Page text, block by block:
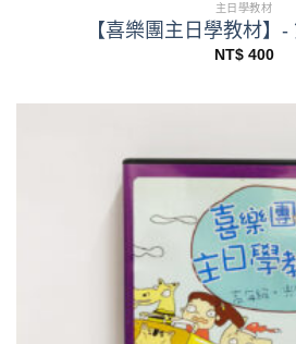
主日學教材
【喜樂團主日學教材】
NT$400